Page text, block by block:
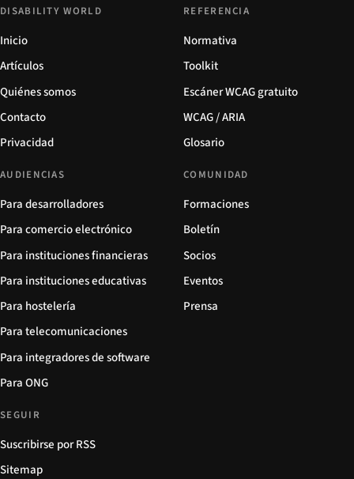
DISABILITY WORLD
Inicio
Artículos
Quiénes somos
Contacto
Privacidad
REFERENCIA
Normativa
Toolkit
Escáner WCAG gratuito
WCAG / ARIA
Glosario
AUDIENCIAS
Para desarrolladores
Para comercio electrónico
Para instituciones financieras
Para instituciones educativas
Para hostelería
Para telecomunicaciones
Para integradores de software
Para ONG
COMUNIDAD
Formaciones
Boletín
Socios
Eventos
Prensa
SEGUIR
Suscribirse por RSS
Sitemap